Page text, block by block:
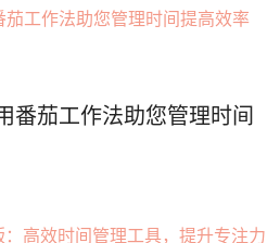
番茄工作法助您管理时间